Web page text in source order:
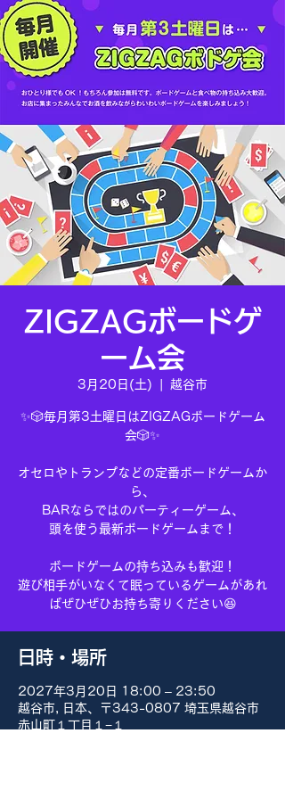
ZIGZAGボードゲ
ーム会
3月20日(土) 越谷市
✨🎲毎月第3土曜日はZIGZAGボードゲーム
会🎲✨
オセロやトランプなどの定番ボードゲームか
ら、
BARならではのパーティーゲーム、
頭を使う最新ボードゲームまで！
ボードゲームの持ち込みも歓迎！
遊び相手がいなくて眠っているゲームがあれ
ばぜひぜひお持ち寄りください😆
日時・場所
2027年3月20日 18:00 – 23:50
越谷市, 日本、〒343-0807 埼玉県越谷市
赤山町１丁目１−１